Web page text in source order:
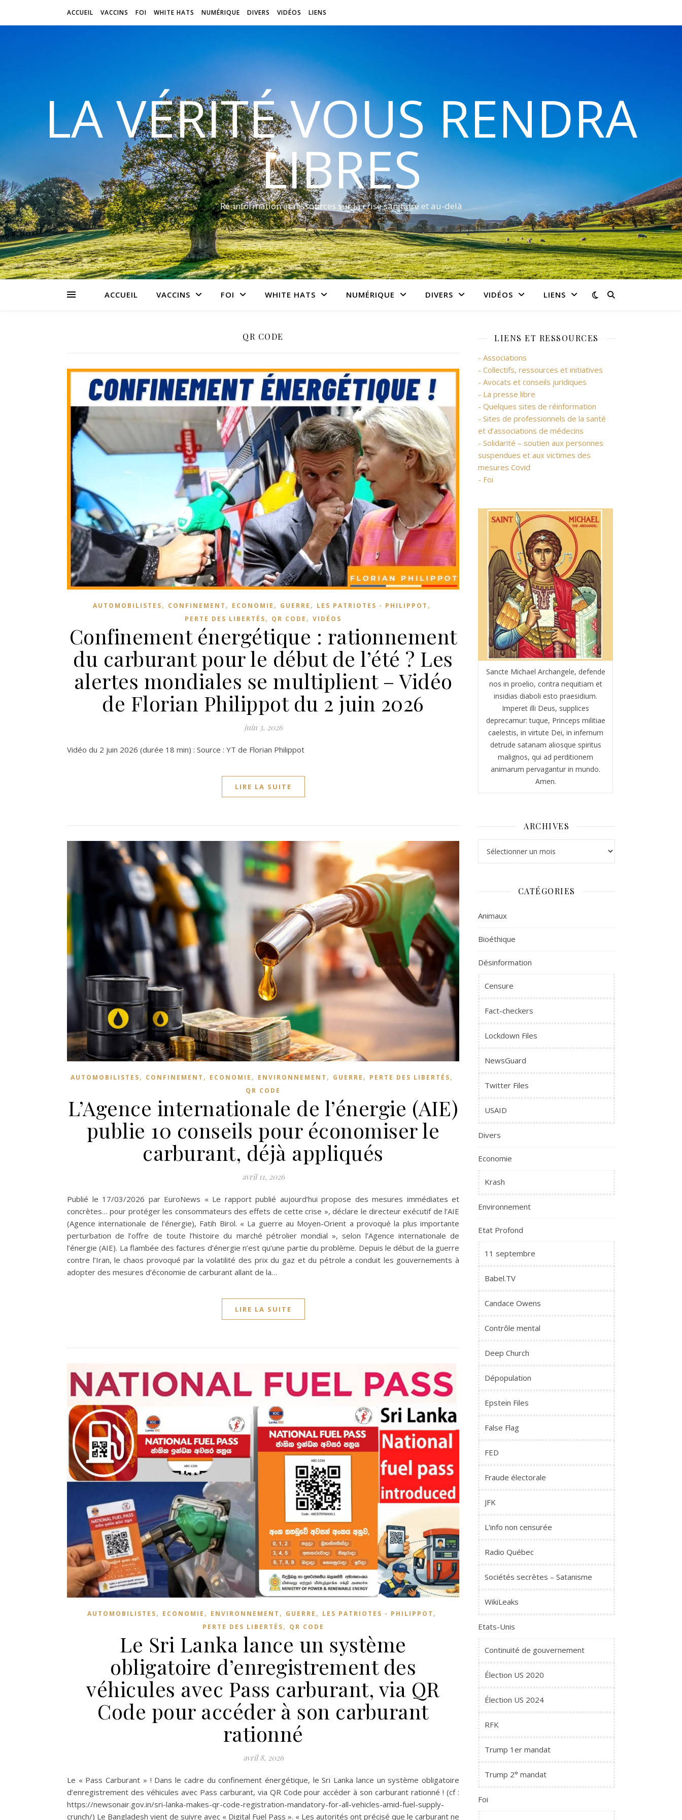
ACCUEIL VACCINS FOI WHITE HATS NUMÉRIQUE DIVERS VIDÉOS LIENS
LA VÉRITÉ VOUS RENDRA
LIBRES
Ré-information et ressources sur la crise sanitaire et au-delà
ACCUEIL VACCINS FOI WHITE HATS NUMÉRIQUE DIVERS VIDÉOS LIENS
QR CODE
AUTOMOBILISTES, CONFINEMENT , ECONOMIE , GUERRE , LES PATRIOTES - PHILIPPOT ,
PERTE DES LIBERTÉS, QR CODE , VIDÉOS
Confinement énergétique : rationnement
du carburant pour le début de l’été ? Les
alertes mondiales se multiplient – Vidéo
de Florian Philippot du 2 juin 2026
juin 3, 2026
Vidéo du 2 juin 2026 (durée 18 min) : Source : YT de Florian Philippot
LIRE LA SUITE
AUTOMOBILISTES, CONFINEMENT , ECONOMIE , ENVIRONNEMENT , GUERRE , PERTE DES LIBERTÉS,
QR CODE
L’Agence internationale de l’énergie (AIE)
publie 10 conseils pour économiser le
carburant, déjà appliqués
avril 11, 2026
Publié le 17/03/2026 par EuroNews « Le rapport publié aujourd’hui propose des mesures immédiates et
concrètes… pour protéger les consommateurs des effets de cette crise », déclare le directeur exécutif de l’AIE
(Agence internationale de l’énergie), Fatih Birol. « La guerre au Moyen-Orient a provoqué la plus importante
perturbation de l’offre de toute l’histoire du marché pétrolier mondial », selon l’Agence internationale de
l’énergie (AIE). La flambée des factures d’énergie n’est qu’une partie du problème. Depuis le début de la guerre
contre l’Iran, le chaos provoqué par la volatilité des prix du gaz et du pétrole a conduit les gouvernements à
adopter des mesures d’économie de carburant allant de la…
LIRE LA SUITE
AUTOMOBILISTES, ECONOMIE , ENVIRONNEMENT , GUERRE , LES PATRIOTES - PHILIPPOT ,
PERTE DES LIBERTÉS, QR CODE
Le Sri Lanka lance un système
obligatoire d’enregistrement des
véhicules avec Pass carburant, via QR
Code pour accéder à son carburant
rationné
avril 8, 2026
Le « Pass Carburant » ! Dans le cadre du confinement énergétique, le Sri Lanka lance un système obligatoire
d’enregistrement des véhicules avec Pass carburant, via QR Code pour accéder à son carburant rationné ! (cf :
https://newsonair.gov.in/sri-lanka-makes-qr-code-registration-mandatory-for-all-vehicles-amid-fuel-supply-
crunch/) Le Bangladesh vient de suivre avec « Digital Fuel Pass ». « Les autorités ont précisé que le carburant ne
LIENS ET RESSOURCES
- Associations
- Collectifs, ressources et initiatives
- Avocats et conseils juridiques
- La presse libre
- Quelques sites de réinformation
- Sites de professionnels de la santé
et d’associations de médecins
- Solidarité – soutien aux personnes
suspendues et aux victimes des
mesures Covid
- Foi
Sancte Michael Archangele, defende
nos in proelio, contra nequitiam et
insidias diaboli esto praesidium.
Imperet illi Deus, supplices
deprecamur: tuque, Princeps militiae
caelestis, in virtute Dei, in infernum
detrude satanam aliosque spiritus
malignos, qui ad perditionem
animarum pervagantur in mundo.
Amen.
ARCHIVES
CATÉGORIES
Animaux
Bioéthique
Désinformation
Censure
Fact-checkers
Lockdown Files
NewsGuard
Twitter Files
USAID
Divers
Economie
Krash
Environnement
Etat Profond
11 septembre
Babel.TV
Candace Owens
Contrôle mental
Deep Church
Dépopulation
Epstein Files
False Flag
FED
Fraude électorale
JFK
L'info non censurée
Radio Québec
Sociétés secrètes – Satanisme
WikiLeaks
Etats-Unis
Continuité de gouvernement
Élection US 2020
Élection US 2024
RFK
Trump 1er mandat
Trump 2° mandat
Foi